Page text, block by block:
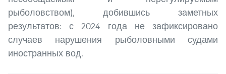
рыболовством), добившись заметных
результатов: с 2024 года не зафиксировано
случаев нарушения рыболовными судами
иностранных вод.